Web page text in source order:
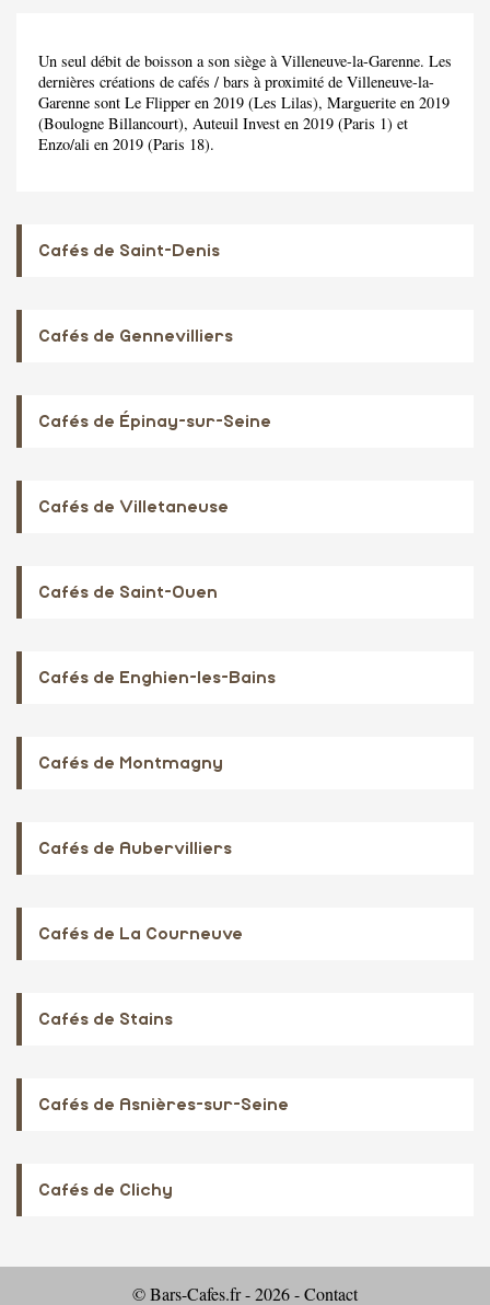
Un seul débit de boisson a son siège à Villeneuve-la-Garenne. Les
dernières créations de cafés / bars à proximité de Villeneuve-la-
Garenne sont Le Flipper en 2019 (Les Lilas), Marguerite en 2019
(Boulogne Billancourt), Auteuil Invest en 2019 (Paris 1) et
Enzo/ali en 2019 (Paris 18).
Cafés de Saint-Denis
Cafés de Gennevilliers
Cafés de Épinay-sur-Seine
Cafés de Villetaneuse
Cafés de Saint-Ouen
Cafés de Enghien-les-Bains
Cafés de Montmagny
Cafés de Aubervilliers
Cafés de La Courneuve
Cafés de Stains
Cafés de Asnières-sur-Seine
Cafés de Clichy
© Bars-Cafes.fr - 2026 -Contact